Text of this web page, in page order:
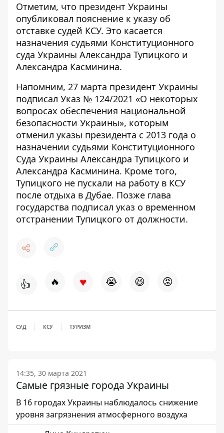
Отметим, что президент Украины
опубликовал пояснение к указу об
отставке судей КСУ. Это касается
назначения судьями Конституционного
суда Украины Александра Тупицкого и
Александра Касминина.
Напомним, 27 марта президент Украины
подписал Указ № 124/2021 «О некоторых
вопросах обеспечения национальной
безопасности Украины», которым
отменил указы президента с 2013 года о
назначении судьями Конституционного
Суда Украины Александра Тупицкого и
Александра Касминина. Кроме того,
Тупицкого не пускали на работу в КСУ
после отдыха в Дубае. Позже глава
государства подписал указ о временном
отстранении Тупицкого от должности.
👍 🔥 ♥ 😭 😆 😡
СУД КСУ ТУРИЗМ
14:35, 30 марта 2021
Самые грязные города Украины
В 16 городах Украины наблюдалось снижение
уровня загрязнения атмосферного воздуха